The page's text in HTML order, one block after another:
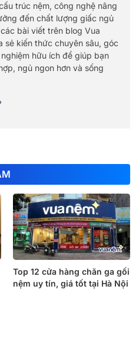
trúc nệm, công nghệ nâng
đến chất lượng giấc ngủ
bài viết trên blog Vua
sẻ kiến thức chuyên sâu, góc
hữu ích để giúp bạn
ngủ ngon hơn và sống
Top 12 cửa hàng chăn ga gối
nệm uy tín, giá tốt tại Hà Nội